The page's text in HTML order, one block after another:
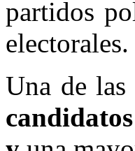
partidos
electorales.
Una de